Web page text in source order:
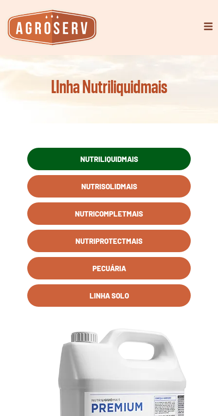
LInha Nutriliquidmais
NUTRILIQUIDMAIS
NUTRISOLIDMAIS
NUTRICOMPLETMAIS
NUTRIPROTECTMAIS
PECUÁRIA
LINHA SOLO